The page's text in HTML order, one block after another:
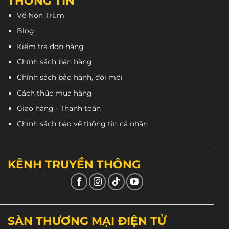
Ngoài ra, ốp tai và lót có thể tháo rời một cách dễ
khách hàng có thể vệ sinh nón sạch sẽ.
Về Nón Trùm
Blog
Kiểm tra đơn hàng
Chính sách bán hàng
Chính sách bảo hành, đổi mới
Cách thức mua hàng
Giao hàng - Thanh toán
Chính sách bảo vệ thông tin cá nhân
KÊNH TRUYỀN THÔNG
SÀN THƯƠNG MẠI ĐIỆN TỬ